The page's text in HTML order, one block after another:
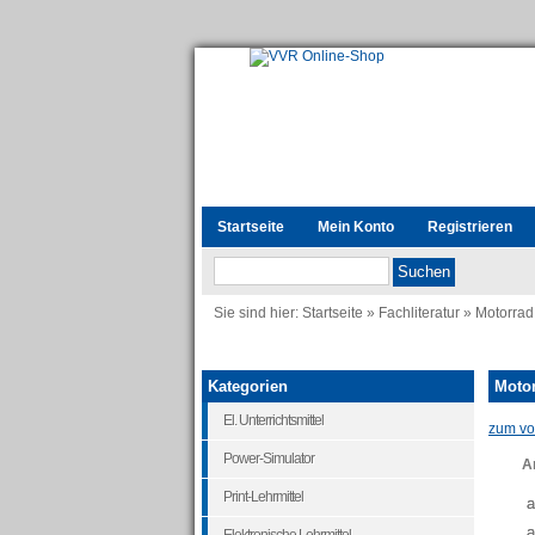
Startseite Mein Konto Registrieren
Sie sind hier: Startseite » Fachliteratur »
zum
Kategorien
El. Unterrichtsmittel
Power-Simulator
Print-Lehrmittel